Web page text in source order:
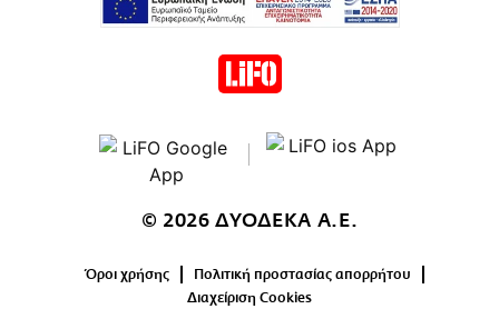
© 2026 ΔΥΟΔΕΚΑ Α.Ε.
Όροι χρήσης
Πολιτική προστασίας απορρήτου
Διαχείριση Cookies